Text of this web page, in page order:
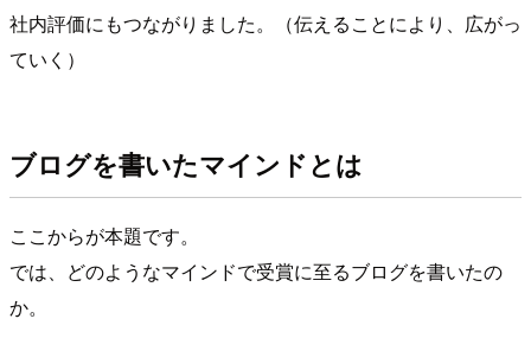
社内評価にもつながりました。（伝えることにより、広がっ
ていく）
ブログを書いたマインドとは
ここからが本題です。
では、どのようなマインドで受賞に至るブログを書いたの
か。